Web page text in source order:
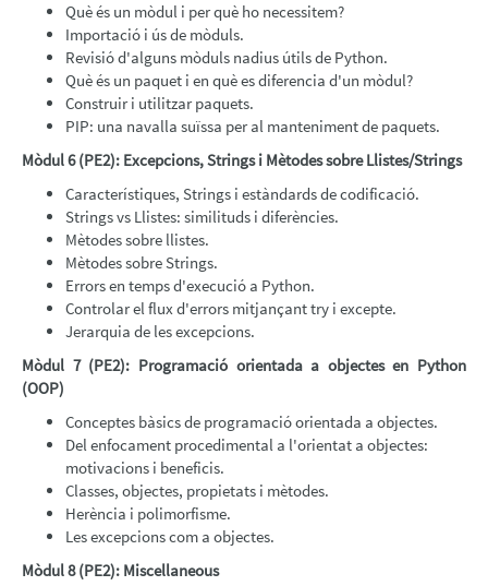
Què és un mòdul i per què ho necessitem?
Importació i ús de mòduls.
Revisió d'alguns mòduls nadius útils de Python.
Què és un paquet i en què es diferencia d'un mòdul?
Construir i utilitzar paquets.
PIP: una navalla suïssa per al manteniment de paquets.
Mòdul 6 (PE2): Excepcions, Strings i Mètodes sobre Llistes/Strings
Característiques, Strings i estàndards de codificació.
Strings vs Llistes: similituds i diferències.
Mètodes sobre llistes.
Mètodes sobre Strings.
Errors en temps d'execució a Python.
Controlar el flux d'errors mitjançant try i excepte.
Jerarquia de les excepcions.
Mòdul 7 (PE2): Programació orientada a objectes en Python
(OOP)
Conceptes bàsics de programació orientada a objectes.
Del enfocament procedimental a l'orientat a objectes:
motivacions i beneficis.
Classes, objectes, propietats i mètodes.
Herència i polimorfisme.
Les excepcions com a objectes.
Mòdul 8 (PE2): Miscellaneous